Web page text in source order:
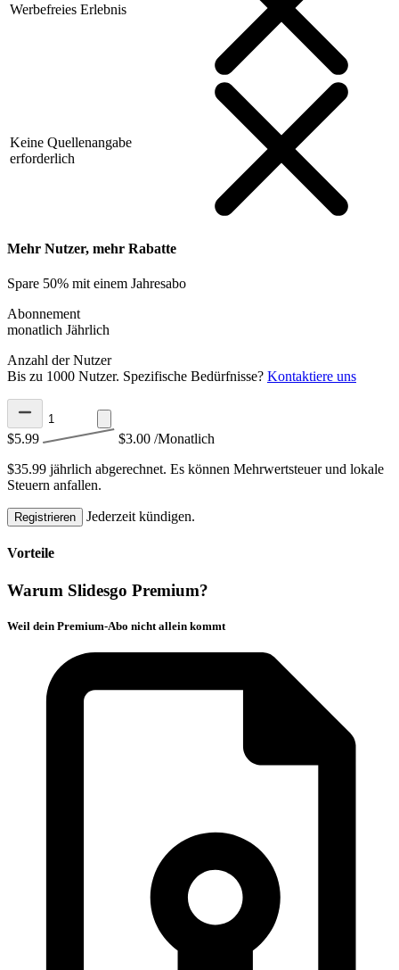
Werbefreies Erlebnis
Keine Quellenangabe
erforderlich
Mehr Nutzer, mehr Rabatte
Spare 50% mit einem Jahresabo
Abonnement
monatlich Jährlich
Anzahl der Nutzer
Bis zu 1000 Nutzer. Spezifische Bedürfnisse? Kontaktiere uns
$5.99 $3.00 /Monatlich
$35.99 jährlich abgerechnet. Es können Mehrwertsteuer und lokale
Steuern anfallen.
Registrieren Jederzeit kündigen.
Vorteile
Warum Slidesgo Premium?
Weil dein Premium-Abo nicht allein kommt